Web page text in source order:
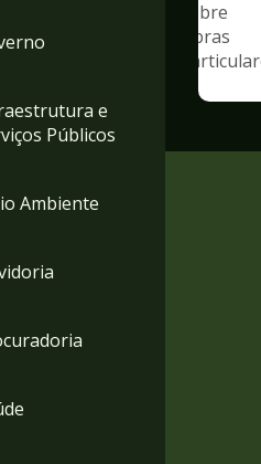
e
Públicos
Ambiente